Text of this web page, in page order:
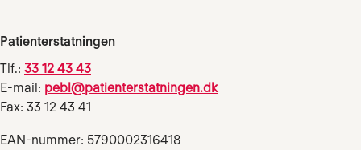
Patienterstatningen
Tlf.: 33 12 43 43
E-mail: pebl@patienterstatningen.dk
Fax: 33 12 43 41
EAN-nummer: 5790002316418